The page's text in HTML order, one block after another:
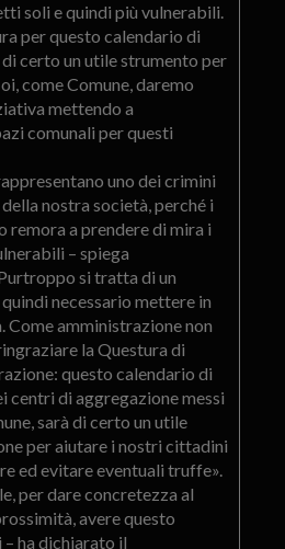
soli e quindi più vulnerabili.
per questo calendario di
certo un utile strumento per
come Comune, daremo
mettendo a
comunali per questi
uno dei crimini
nostra società, perché i
remora a prendere di mira i
– spiega
si tratta di un
necessario mettere in
Come amministrazione non
la Questura di
questo calendario di
centri di aggregazione messi
sarà di certo un utile
per aiutare i nostri cittadini
ed evitare eventuali truffe».
per dare concretezza al
avere questo
ha dichiarato il